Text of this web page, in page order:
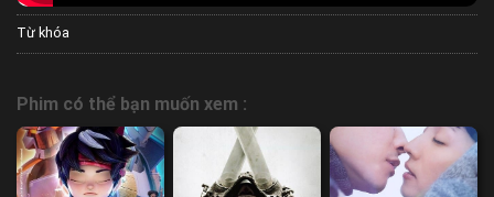
Từ khóa
Phim có thể bạn muốn xem :